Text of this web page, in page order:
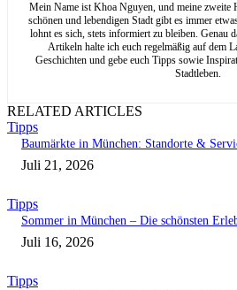
Mein Name ist Khoa Nguyen, und meine zweite
schönen und lebendigen Stadt gibt es immer
lohnt es sich, stets informiert zu bleiben. Genau
Artikeln halte ich euch regelmäßig auf dem
Geschichten und gebe euch Tipps sowie
Stadtleben.
RELATED ARTICLES
Tipps
Baumärkte in München: Standorte &
Juli 21, 2026
Tipps
Sommer in München – Die schönsten
Juli 16, 2026
Tipps